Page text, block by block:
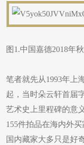
图1.中国嘉德2018年
笔者就先从1993年上
起，当时朵云轩首届
艺术史上里程碑的意
155件拍品在海内外
国内藏家大多只是好